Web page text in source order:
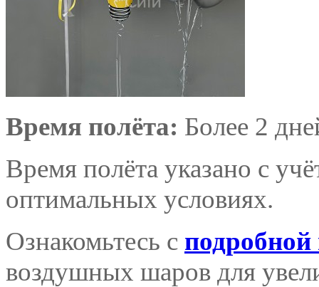
Время полёта: Более 2
Время полёта указано с
оптимальных условиях.
Ознакомьтесь с
воздушных шаров для